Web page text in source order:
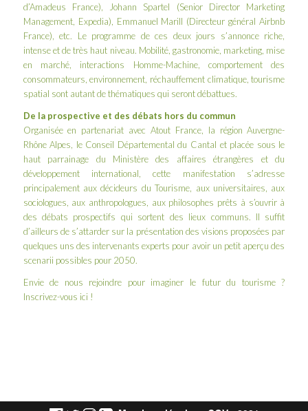
d’Amadeus France), Johann Spartel (Senior Director Marketing
Management, Expedia), Emmanuel Marill (Directeur général Airbnb
France), etc. Le programme de ces deux jours s’annonce riche,
intense et de très haut niveau. Mobilité, gastronomie, marketing, mise
en marché, interactions Homme-Machine, comportement des
consommateurs, environnement, réchauffement climatique, tourisme
spatial sont autant de thématiques qui seront débattues.
De la prospective et des débats hors du commun
Organisée en partenariat avec Atout France, la région Auvergne-
Rhône Alpes, le Conseil Départemental du Cantal et placée sous le
haut parrainage du Ministère des affaires étrangères et du
développement international, cette manifestation s’adresse
principalement aux décideurs du Tourisme, aux universitaires, aux
sociologues, aux anthropologues, aux philosophes prêts à s’ouvrir à
des débats prospectifs qui sortent des lieux communs. Il suffit
d’ailleurs de s’attarder sur la présentation des visions proposées par
quelques uns des intervenants experts pour avoir un petit aperçu des
scenarii possibles pour 2050.
Envie de nous rejoindre pour imaginer le futur du tourisme ?
Inscrivez-vous ici !